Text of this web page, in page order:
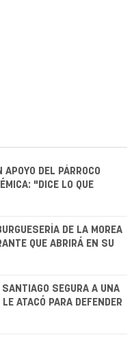
DEL PÁRROCO
"DICE LO QUE
DE LA MOREA
QUE ABRIRÁ EN SU
SEGURA A UNA
ATACÓ PARA DEFENDER